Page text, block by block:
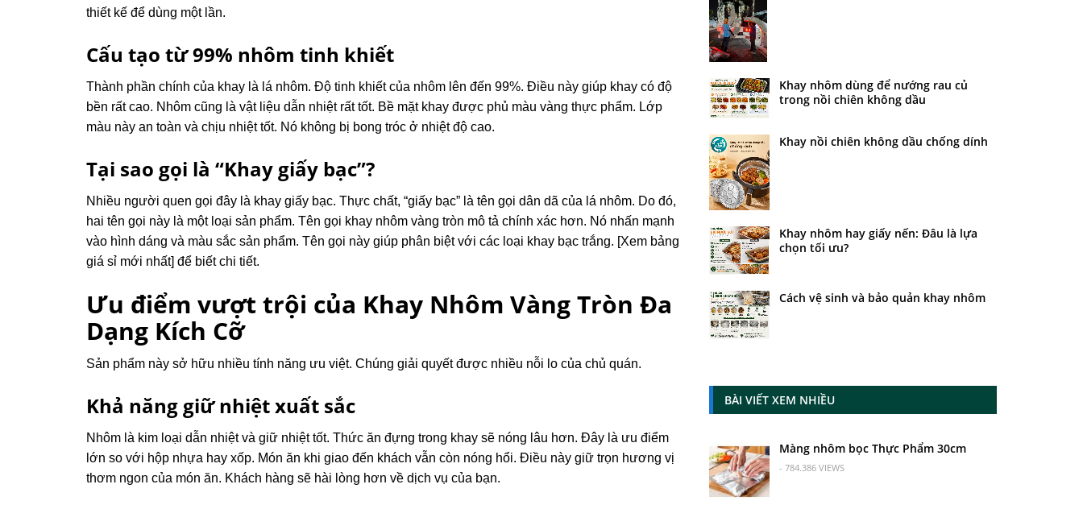
thiết kế để dùng một lần.
Cấu tạo từ 99% nhôm tinh khiết
Thành phần chính của khay là lá nhôm. Độ tinh khiết của nhôm lên đến 99%. Điều này giúp khay có độ
bền rất cao. Nhôm cũng là vật liệu dẫn nhiệt rất tốt. Bề mặt khay được phủ màu vàng thực phẩm. Lớp
màu này an toàn và chịu nhiệt tốt. Nó không bị bong tróc ở nhiệt độ cao.
Tại sao gọi là “Khay giấy bạc”?
Nhiều người quen gọi đây là khay giấy bạc. Thực chất, “giấy bạc” là tên gọi dân dã của lá nhôm. Do đó,
hai tên gọi này là một loại sản phẩm. Tên gọi khay nhôm vàng tròn mô tả chính xác hơn. Nó nhấn mạnh
vào hình dáng và màu sắc sản phẩm. Tên gọi này giúp phân biệt với các loại khay bạc trắng. [Xem bảng
giá sỉ mới nhất] để biết chi tiết.
Ưu điểm vượt trội của Khay Nhôm Vàng Tròn Đa
Dạng Kích Cỡ
Sản phẩm này sở hữu nhiều tính năng ưu việt. Chúng giải quyết được nhiều nỗi lo của chủ quán.
Khả năng giữ nhiệt xuất sắc
Nhôm là kim loại dẫn nhiệt và giữ nhiệt tốt. Thức ăn đựng trong khay sẽ nóng lâu hơn. Đây là ưu điểm
lớn so với hộp nhựa hay xốp. Món ăn khi giao đến khách vẫn còn nóng hổi. Điều này giữ trọn hương vị
thơm ngon của món ăn. Khách hàng sẽ hài lòng hơn về dịch vụ của bạn.
Khay nhôm dùng để nướng rau củ
trong nồi chiên không dầu
Khay nồi chiên không dầu chống dính
Khay nhôm hay giấy nến: Đâu là lựa
chọn tối ưu?
Cách vệ sinh và bảo quản khay nhôm
BÀI VIẾT XEM NHIỀU
Màng nhôm bọc Thực Phẩm 30cm
- 784.386 VIEWS